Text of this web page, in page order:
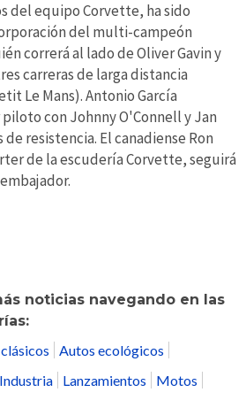
del equipo Corvette, ha sido
del multi-campeón
correrá al lado de Oliver Gavin y
carreras de larga distancia
Le Mans). Antonio García
con Johnny O'Connell y Jan
resistencia. El canadiense Ron
de la escudería Corvette, seguirá
noticias navegando en las
Autos ecológicos
Industria Lanzamientos
Motos